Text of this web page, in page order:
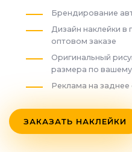
Брендирование
Дизайн наклейки
оптовом заказе
Оригинальный
размера по вашему
Реклама на заднее
ЗАКАЗАТЬ НАКЛЕЙКИ